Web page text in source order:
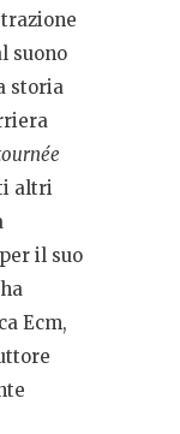
suono
storia
altri
il suo
Ecm,